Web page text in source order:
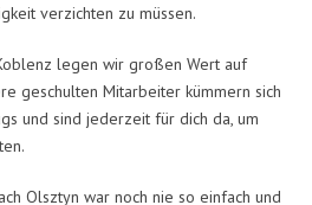
verzichten zu müssen.
legen wir großen Wert auf
geschulten Mitarbeiter kümmern sich
und sind jederzeit für dich da, um
Olsztyn war noch nie so einfach und